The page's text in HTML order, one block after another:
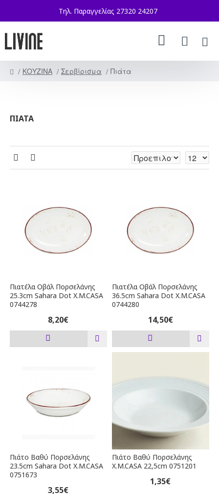
Τηλ. Παραγγελίας 27320 24207
ΚΟΥΖΙΝΑ Σερβίρισμα Πιάτα
ΠΙΆΤΑ
Πιατέλα Οβάλ Πορσελάνης
25.3cm Sahara Dot X.M.CASA
0744278
8,20€
Πιατέλα Οβάλ Πορσελάνης
36.5cm Sahara Dot X.M.CASA
0744280
14,50€
Πιάτο Βαθύ Πορσελάνης
23.5cm Sahara Dot X.M.CASA
0751673
3,55€
Πιάτο Βαθύ Πορσελάνης
X.M.CASA 22,5cm 0751201
1,35€